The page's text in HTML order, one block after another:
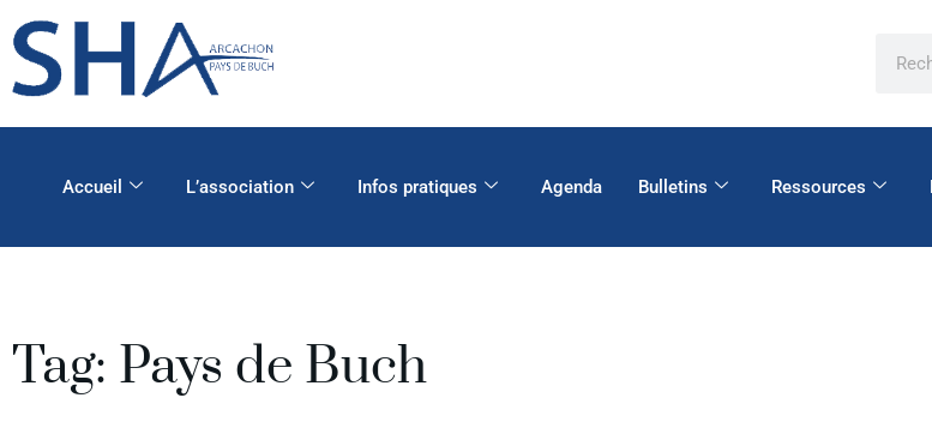
Accueil L’association Infos pratiques Agenda Bulletins Ressources
Tag: Pays de Buch